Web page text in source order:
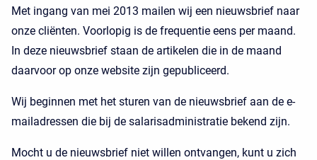
Met ingang van mei 2013 mailen wij een nieuwsbrief naar
onze cliënten. Voorlopig is de frequentie eens per maand.
In deze nieuwsbrief staan de artikelen die in de maand
daarvoor op onze website zijn gepubliceerd.
Wij beginnen met het sturen van de nieuwsbrief aan de e-
mailadressen die bij de salarisadministratie bekend zijn.
Mocht u de nieuwsbrief niet willen ontvangen, kunt u zich